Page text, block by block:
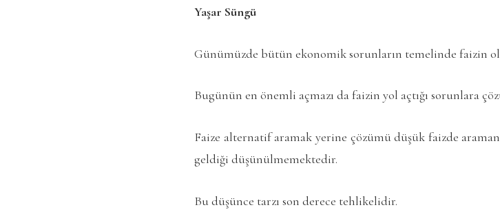
Yaşar Süngü
Günümüzde bütün ekonomik sorunların temelinde faizin
Bugünün en önemli açmazı da faizin yol açtığı sorunlara
Faize alternatif aramak yerine çözümü düşük faizde
geldiği düşünülmemektedir.
Bu düşünce tarzı son derece tehlikelidir.